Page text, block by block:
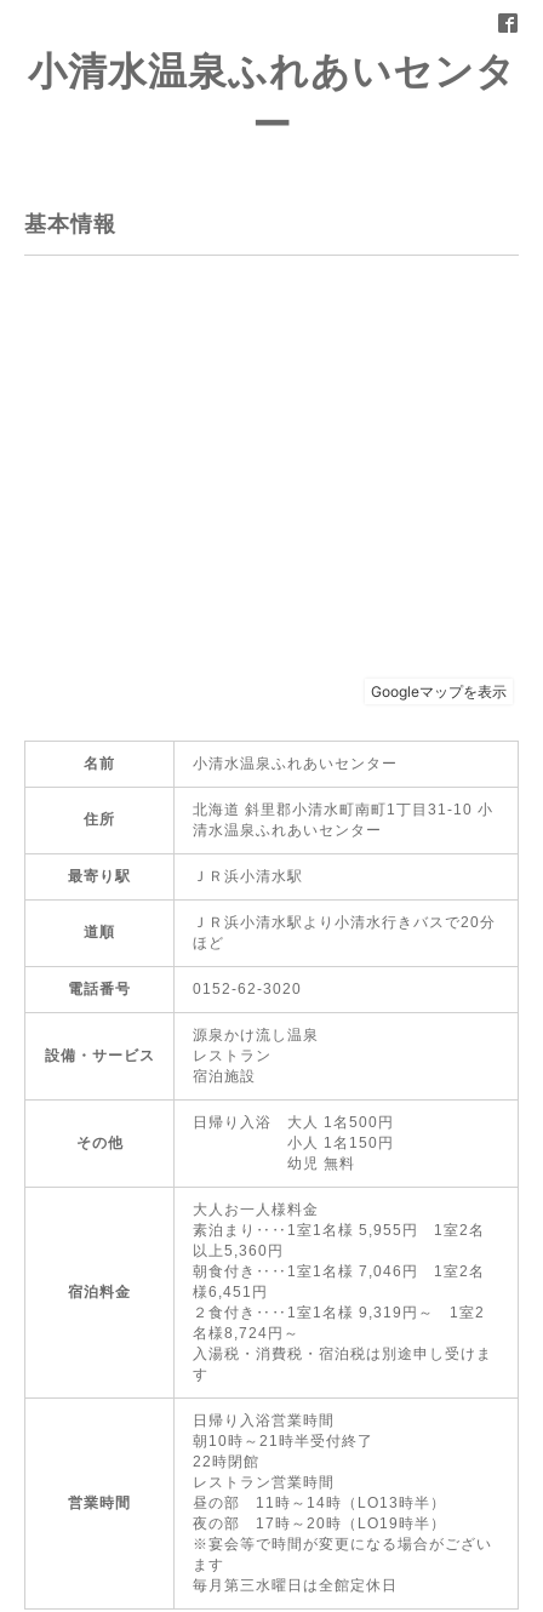
小清水温泉ふれあいセンタ
ー
基本情報
名前 小清水温泉ふれあいセンター
住所
北海道 斜里郡小清水町南町1丁目31-10 小
清水温泉ふれあいセンター
最寄り駅 ＪＲ浜小清水駅
道順
ＪＲ浜小清水駅より小清水行きバスで20分
ほど
電話番号 0152-62-3020
設備・サービス
源泉かけ流し温泉
レストラン
宿泊施設
その他
日帰り入浴 大人 1名500円
小人 1名150円
幼児 無料
宿泊料金
大人お一人様料金
素泊まり‥‥1室1名様 5,955円 1室2名
以上5,360円
朝食付き‥‥1室1名様 7,046円 1室2名
様6,451円
２食付き‥‥1室1名様 9,319円～ 1室2
名様8,724円～
入湯税・消費税・宿泊税は別途申し受けま
す
営業時間
日帰り入浴営業時間
朝10時～21時半受付終了
22時閉館
レストラン営業時間
昼の部 11時～14時（LO13時半）
夜の部 17時～20時（LO19時半）
※宴会等で時間が変更になる場合がござい
ます
毎月第三水曜日は全館定休日